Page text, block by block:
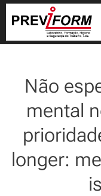
Não
mental
longer: